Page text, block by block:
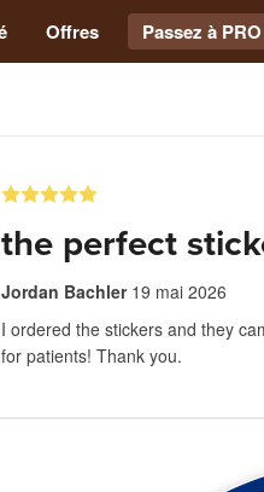
Offres Passez à PRO
the perfect
Jordan Bachler 19 mai 2026
I ordered the stickers and they
for patients! Thank you.